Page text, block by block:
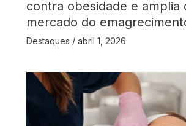
contra obesidade e amplia
mercado do
Destaques / abril 1, 2026